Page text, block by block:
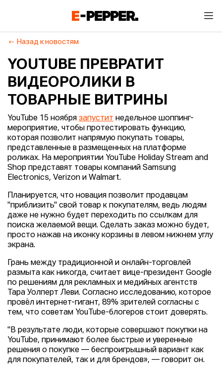
Назад к новостям
YOUTUBE ПРЕВРАТИТ
ВИДЕОРОЛИКИ В
ТОВАРНЫЕ ВИТРИНЫ
YouTube 15 ноября запустит недельное шоппинг-
мероприятие, чтобы протестировать функцию,
которая позволит напрямую покупать товары,
представленные в размещенных на платформе
роликах. На мероприятии YouTube Holiday Stream and
Shop представят товары компаний Samsung
Electronics, Verizon и Walmart.
Планируется, что новация позволит продавцам
"приблизить" свой товар к покупателям, ведь людям
даже не нужно будет переходить по ссылкам для
поиска желаемой вещи. Сделать заказ можно будет,
просто нажав на иконку корзины в левом нижнем углу
экрана.
Грань между традиционной и онлайн-торговлей
размыта как никогда, считает вице-президент Google
по решениям для рекламных и медийных агентств
Тара Уолперт Леви. Согласно исследованию, которое
провёл интернет-гигант, 89% зрителей согласны с
тем, что советам YouTube-блогеров стоит доверять.
"В результате люди, которые совершают покупки на
YouTube, принимают более быстрые и уверенные
решения о покупке — беспроигрышный вариант как
для покупателей, так и для брендов», — говорит он.